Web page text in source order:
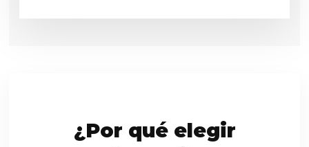
¿Por qué elegir